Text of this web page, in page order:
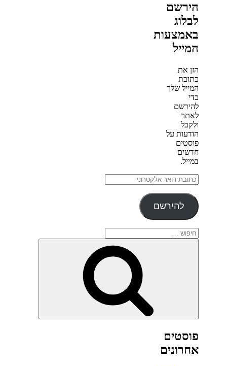
הירשם
לבלוג
באמצעות
המייל
הזן את
כתובת
המייל שלך
כדי
להירשם
לאתר
ולקבל
הודעות על
פוסטים
חדשים
במייל.
כתובת
דואר
אלקטרוני
להירשם
חפש:
פוסטים
אחרונים